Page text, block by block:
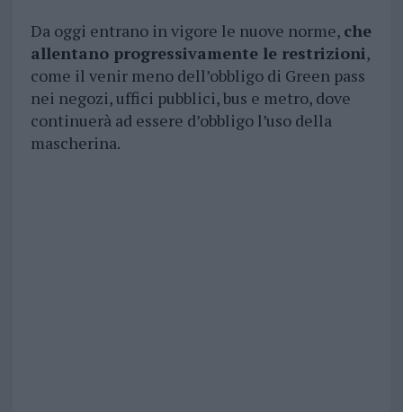
Da oggi entrano in vigore le nuove norme, che
allentano progressivamente le restrizioni,
come il venir meno dell’obbligo di Green pass
nei negozi, uffici pubblici, bus e metro, dove
continuerà ad essere d’obbligo l’uso della
mascherina.